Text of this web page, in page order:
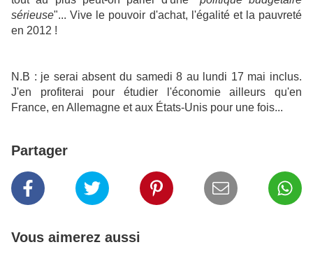
sérieuse"... Vive le pouvoir d'achat, l'égalité et la pauvreté
en 2012 !
N.B : je serai absent du samedi 8 au lundi 17 mai inclus.
J'en profiterai pour étudier l'économie ailleurs qu'en
France, en Allemagne et aux États-Unis pour une fois...
Partager
Vous aimerez aussi